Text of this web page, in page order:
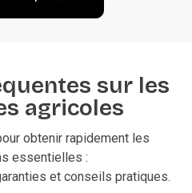
sur les
agricoles
obtenir rapidement les
essentielles :
et conseils pratiques.